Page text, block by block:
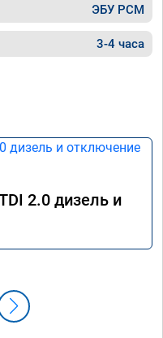
ЭБУ PCM
3-4 часа
2.0 дизель и